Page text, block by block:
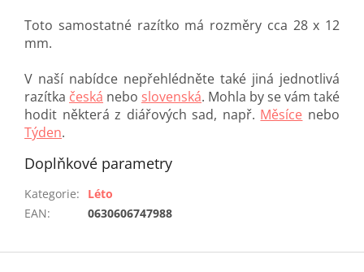
Toto samostatné razítko má rozměry cca 28 x 12
mm.
V naší nabídce nepřehlédněte také jiná jednotlivá
razítka česká nebo slovenská. Mohla by se vám také
hodit některá z diářových sad, např. Měsíce nebo
Týden.
Doplňkové parametry
Kategorie:
Léto
EAN: 0630606747988
Z